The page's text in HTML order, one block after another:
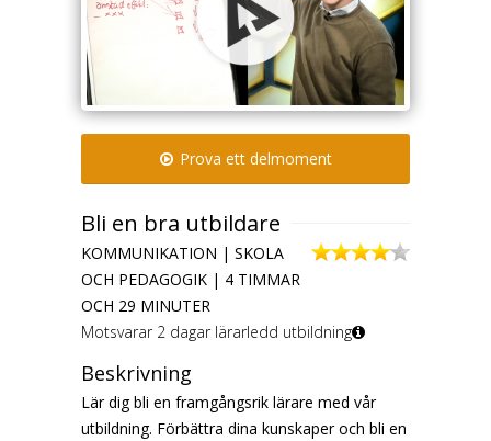
Prova ett delmoment
Bli en bra utbildare
KOMMUNIKATION | SKOLA
OCH PEDAGOGIK | 4 TIMMAR
OCH 29 MINUTER
Motsvarar 2 dagar lärarledd utbildning
Beskrivning
Lär dig bli en framgångsrik lärare med vår
utbildning. Förbättra dina kunskaper och bli en